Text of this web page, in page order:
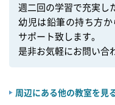
週二回の学習で充実し
幼児は鉛筆の持ち方
サポート致します。
是非お気軽にお問い合
周辺にある他の教室を見